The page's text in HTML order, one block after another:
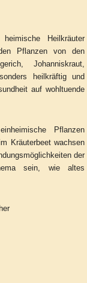
Heilkräuter
Pflanzen von den
Johanniskraut,
heilkräftig und
auf wohltuende
Pflanzen
Kräuterbeet wachsen
der
sein, wie altes